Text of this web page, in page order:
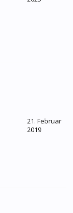
21. Februar
2019